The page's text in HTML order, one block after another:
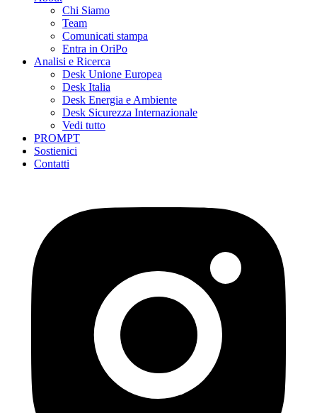
Chi Siamo
Team
Comunicati stampa
Entra in OriPo
Analisi e Ricerca
Desk Unione Europea
Desk Italia
Desk Energia e Ambiente
Desk Sicurezza Internazionale
Vedi tutto
PROMPT
Sostienici
Contatti